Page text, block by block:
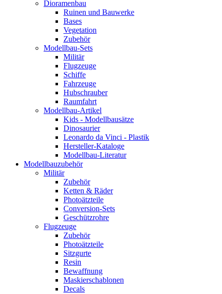
Dioramenbau
Ruinen und Bauwerke
Bases
Vegetation
Zubehör
Modellbau-Sets
Militär
Flugzeuge
Schiffe
Fahrzeuge
Hubschrauber
Raumfahrt
Modellbau-Artikel
Kids - Modellbausätze
Dinosaurier
Leonardo da Vinci - Plastik
Hersteller-Kataloge
Modellbau-Literatur
Modellbauzubehör
Militär
Zubehör
Ketten & Räder
Photoätzteile
Conversion-Sets
Geschützrohre
Flugzeuge
Zubehör
Photoätzteile
Sitzgurte
Resin
Bewaffnung
Maskierschablonen
Decals